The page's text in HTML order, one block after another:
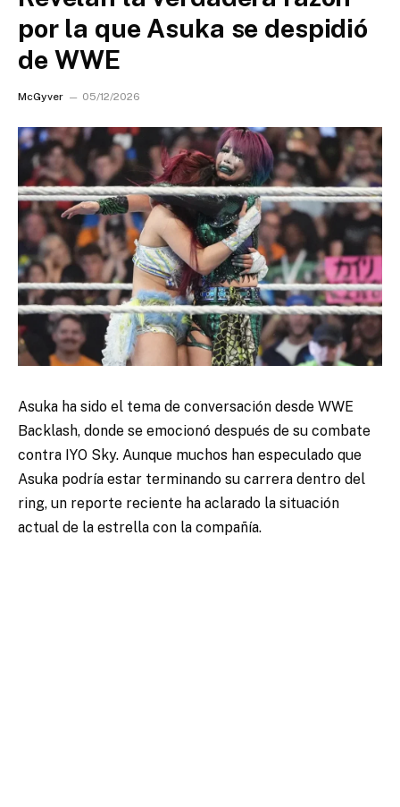
por la que Asuka se despidió
de WWE
McGyver 05/12/2026
Asuka ha sido el tema de conversación desde WWE
Backlash, donde se emocionó después de su combate
contra IYO Sky. Aunque muchos han especulado que
Asuka podría estar terminando su carrera dentro del
ring, un reporte reciente ha aclarado la situación
actual de la estrella con la compañía.